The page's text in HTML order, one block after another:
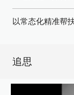
以常态化精准帮
追思